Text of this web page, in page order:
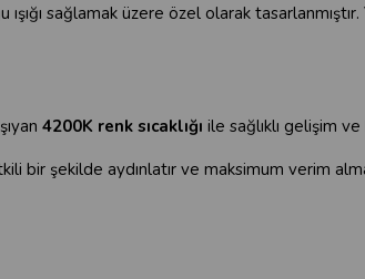
sağlamak üzere özel olarak tasarlanmıştır.
4200K renk sıcaklığı ile sağlıklı gelişim
bir şekilde aydınlatır ve maksimum verim